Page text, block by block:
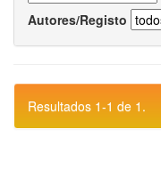
Autores/Registo
Resultados 1-1 de 1.